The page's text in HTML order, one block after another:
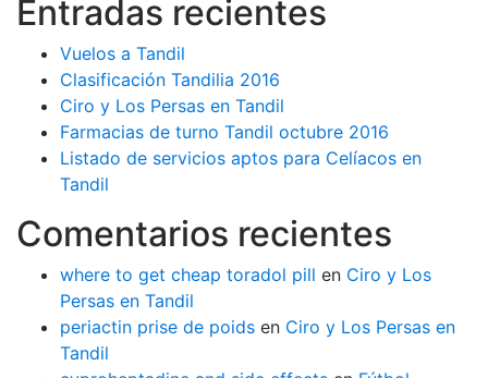
Entradas recientes
Vuelos a Tandil
Clasificación Tandilia 2016
Ciro y Los Persas en Tandil
Farmacias de turno Tandil octubre 2016
Listado de servicios aptos para Celíacos en
Tandil
Comentarios recientes
where to get cheap toradol pill en Ciro y Los
Persas en Tandil
periactin prise de poids en Ciro y Los Persas en
Tandil